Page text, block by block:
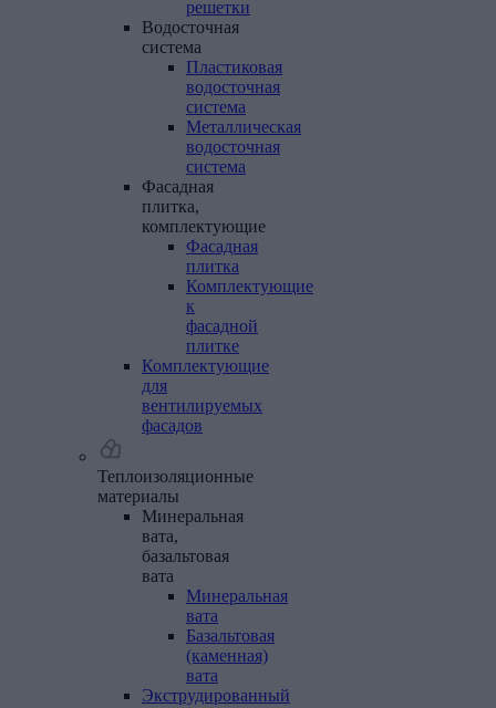
решетки
Водосточная
система
Пластиковая
водосточная
система
Металлическая
водосточная
система
Фасадная
плитка,
комплектующие
Фасадная
плитка
Комплектующие
к
фасадной
плитке
Комплектующие
для
вентилируемых
фасадов
Теплоизоляционные
материалы
Минеральная
вата,
базальтовая
вата
Минеральная
вата
Базальтовая
(каменная)
вата
Экструдированный